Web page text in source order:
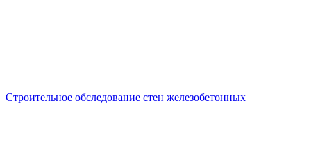
Строительное обследование стен железобетонных